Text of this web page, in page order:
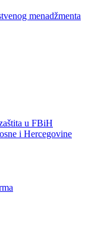
menadžmenta
u FBiH
i Hercegovine